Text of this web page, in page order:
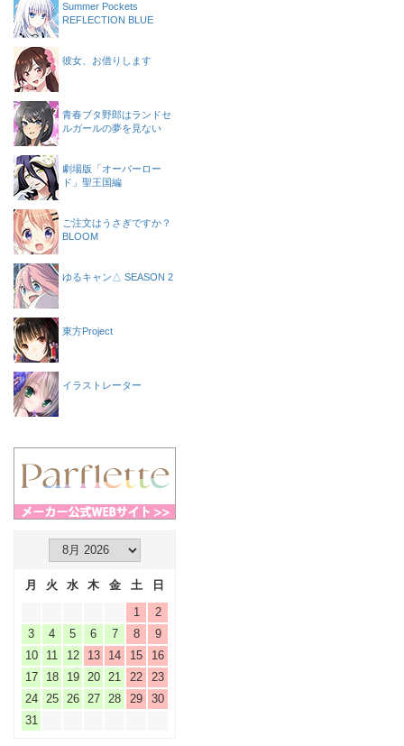
Summer Pockets
REFLECTION BLUE
彼女、お借りします
青春ブタ野郎はランドセ
ルガールの夢を見ない
劇場版「オーバーロー
ド」聖王国編
ご注文はうさぎですか？
BLOOM
ゆるキャン△ SEASON 2
東方Project
イラストレーター
月 火 水 木 金 土
日
1
2
3
4 5 6 7 8
9
10
11 12 13 14 15
16
17
18 19 20 21 22
23
24
25 26 27 28 29
30
31